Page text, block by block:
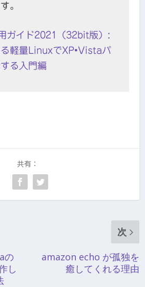
。
ガイド2021（32bit版）:
軽量LinuxでXP•Vistaパ
る入門編
共有：
の
し
次
amazon echo が孤独を
癒してくれる理由